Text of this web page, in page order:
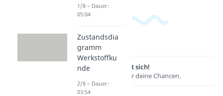
Lernen lohnt sich!
Entdecke hier deine Chancen.
1/8 – Dauer:
05:04
Zustandsdia
gramm
Werkstoffku
nde
2/8 – Dauer:
03:54